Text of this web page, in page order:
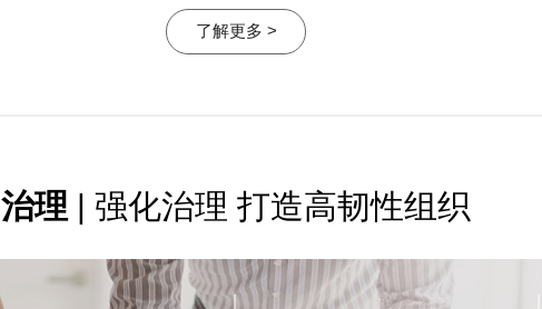
了解更多 >
治理 | 强化治理 打造高韧性组织